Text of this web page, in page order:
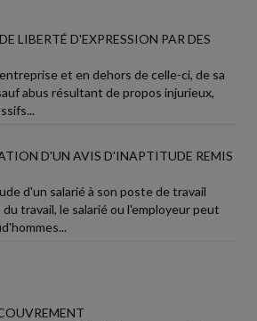
LIBERTÉ D'EXPRESSION PAR DES
et en dehors de celle-ci, de sa
abus résultant de propos injurieux,
D'UN AVIS D'INAPTITUDE REMIS
d'un salarié à son poste de travail
travail, le salarié ou l'employeur peut